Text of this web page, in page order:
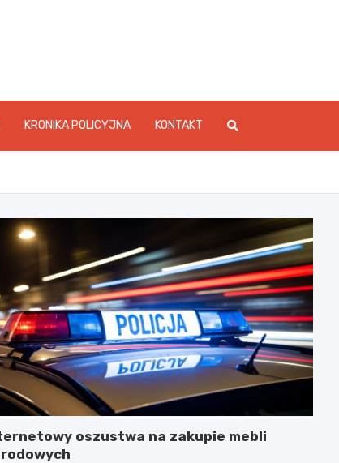
KRONIKA POLICYJNA KONTAKT
oszustwa na zakupie mebli